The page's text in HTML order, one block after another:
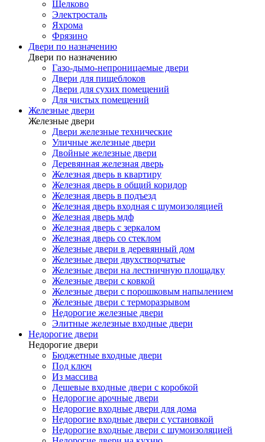
Щелково
Электросталь
Яхрома
Фрязино
Двери по назначению
Двери по назначению
Газо-дымо-непроницаемые двери
Двери для пищеблоков
Двери для сухих помещений
Для чистых помещений
Железные двери
Железные двери
Двери железные технические
Уличные железные двери
Двойные железные двери
Деревянная железная дверь
Железная дверь в квартиру
Железная дверь в общий коридор
Железная дверь в подъезд
Железная дверь входная с шумоизоляцией
Железная дверь мдф
Железная дверь с зеркалом
Железная дверь со стеклом
Железные двери в деревянный дом
Железные двери двухстворчатые
Железные двери на лестничную площадку
Железные двери с ковкой
Железные двери с порошковым напылением
Железные двери с терморазрывом
Недорогие железные двери
Элитные железные входные двери
Недорогие двери
Недорогие двери
Бюджетные входные двери
Под ключ
Из массива
Дешевые входные двери с коробкой
Недорогие арочные двери
Недорогие входные двери для дома
Недорогие входные двери с установкой
Недорогие входные двери с шумоизоляцией